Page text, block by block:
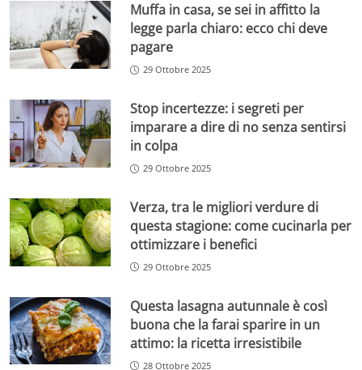
Muffa in casa, se sei in affitto la
legge parla chiaro: ecco chi deve
pagare
29 Ottobre 2025
Stop incertezze: i segreti per
imparare a dire di no senza sentirsi
in colpa
29 Ottobre 2025
Verza, tra le migliori verdure di
questa stagione: come cucinarla per
ottimizzare i benefici
29 Ottobre 2025
Questa lasagna autunnale è così
buona che la farai sparire in un
attimo: la ricetta irresistibile
28 Ottobre 2025